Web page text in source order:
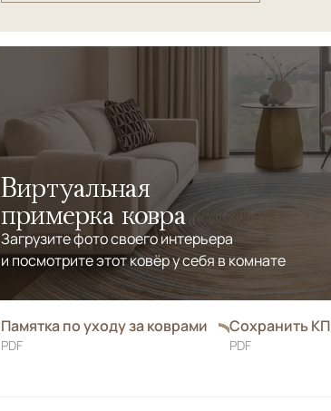
Виртуальная
примерка ковра
Загрузите фото своего интерьера
и посмотрите этот ковёр у себя в комнате
Памятка по уходу за коврами
PDF
Сохранить КП
PDF